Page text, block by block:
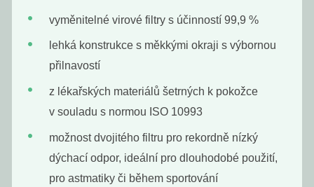
Deodorant
máta
229
Deodorant bez
vyměnitelné virové filtry s účinností 99,9 %
lehká konstrukce s měkkými okraji s výbornou
přilnavostí
z lékařských materiálů šetrných k pokožce
v souladu s normou ISO 10993
možnost dvojitého filtru pro rekordně nízký
dýchací odpor, ideální pro dlouhodobé použití,
pro astmatiky či během sportování